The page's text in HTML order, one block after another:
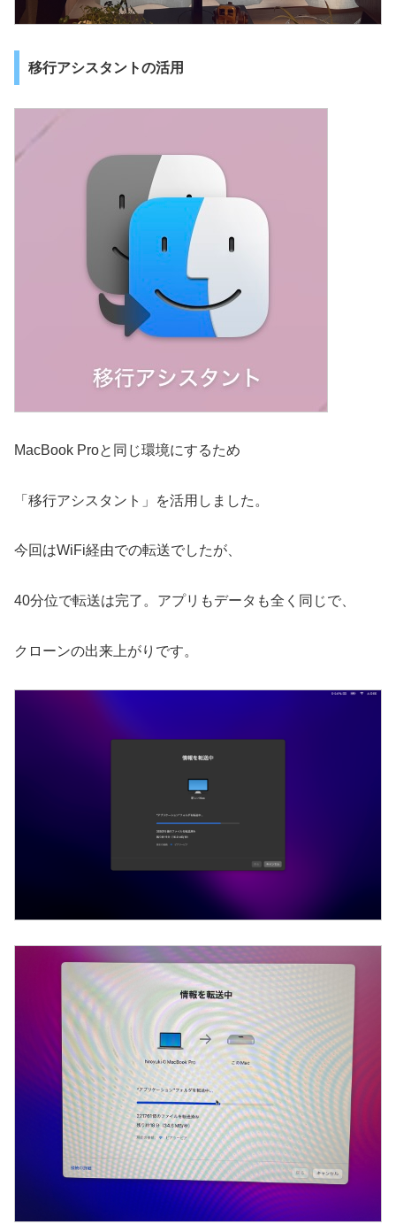
移行アシスタントの活用
MacBook Proと同じ環境にするため
「移行アシスタント」を活用しました。
今回はWiFi経由での転送でしたが、
40分位で転送は完了。アプリもデータも全く同じで、
クローンの出来上がりです。